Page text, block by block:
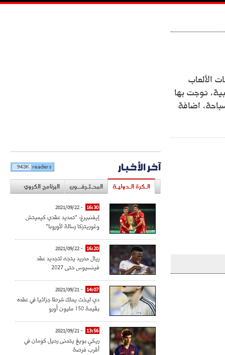
الألعاب
منها ذهبية، توجت بها
اضافة
آخر الأخبار
الـكرة الـدوليـة المحـتـرفــون البرنامج الكروي
16:30
- 2021/09/22
إيفنبيرغ: "تمديد عقدي كيميتش
وغوريتزكا رسالة لأوروبا"
16:20
- 2021/09/22
ريال مدريد يتجه لتجديد عقد
فينسيوس حتى 2027
14:07
- 2021/09/21
دي ليخت يملك شرطا جزائيا في عقده
بقيمة 150 مليون أورو
13:56
- 2021/09/21
ريكي بويغ يتمنى رحيل كومان في
أقرب فرصة